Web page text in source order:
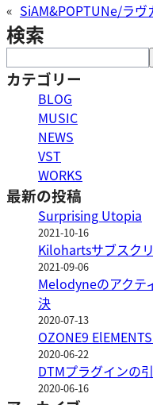
« SiAM&POPTUNe/ラヴ
検索
索
カテゴリー
BLOG
MUSIC
NEWS
VST
WORKS
最新の投稿
Surprising Utopia
2021-10-16
Kilohartsサブスク
2021-09-06
Melodyneのアクテ
決
2020-07-13
OZONE9
2020-06-22
DTMプラグインの
2020-06-16